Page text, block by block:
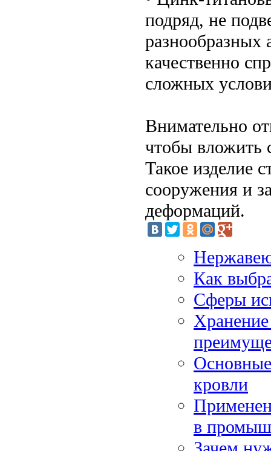
подряд, не
разнообразных
качественно
сложных
Внимательно
чтобы вложить
Такое изделие
сооружения и
деформаций.
Как
Cферы
Хранение
кровли
в